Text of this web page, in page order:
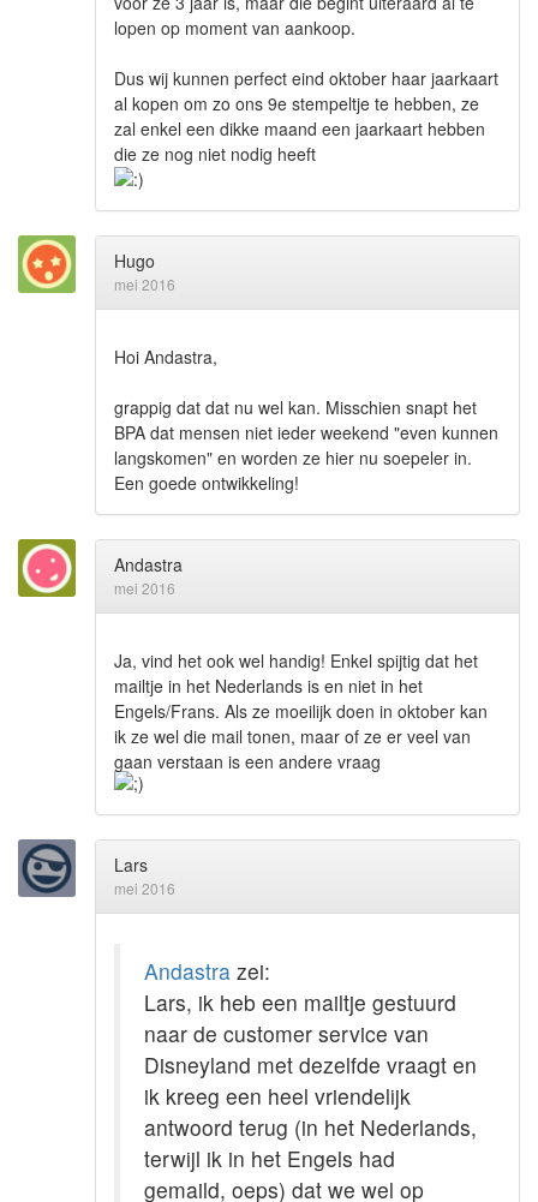
lopen op moment van aankoop.
Dus wij kunnen perfect eind oktober haar jaarkaart
al kopen om zo ons 9e stempeltje te hebben, ze
zal enkel een dikke maand een jaarkaart hebben
die ze nog niet nodig heeft
Hugo
mei 2016
Hoi Andastra,
grappig dat dat nu wel kan. Misschien snapt het
BPA dat mensen niet ieder weekend "even kunnen
langskomen" en worden ze hier nu soepeler in.
Een goede ontwikkeling!
Andastra
mei 2016
Ja, vind het ook wel handig! Enkel spijtig dat het
mailtje in het Nederlands is en niet in het
Engels/Frans. Als ze moeilijk doen in oktober kan
ik ze wel die mail tonen, maar of ze er veel van
gaan verstaan is een andere vraag
Lars
mei 2016
Andastra zei:
Lars, ik heb een mailtje gestuurd
naar de customer service van
Disneyland met dezelfde vraagt en
ik kreeg een heel vriendelijk
antwoord terug (in het Nederlands,
terwijl ik in het Engels had
gemaild, oeps) dat we wel op